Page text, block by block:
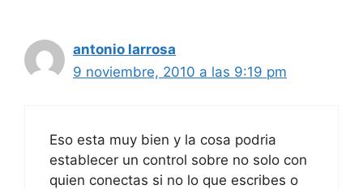
antonio larrosa
9 noviembre, 2010 a las 9:19 pm
Eso esta muy bien y la cosa podria
establecer un control sobre no solo con
quien conectas si no lo que escribes o